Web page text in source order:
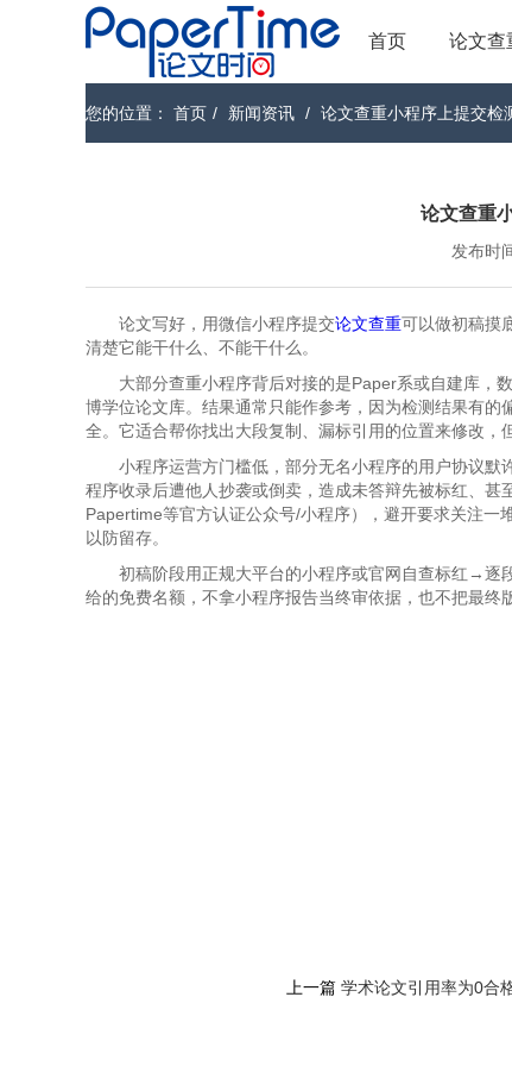
首页 论文查
您的位置： 首页 / 新闻资讯 / 论文查重小程序上提交检
论文查重
发布时
论文写好，用微信小程序提交论文查重可以做初稿摸
清楚它能干什么、不能干什么。
大部分查重小程序背后对接的是Paper系或自建库，
博学位论文库。结果通常只能作参考，因为检测结果有
全。它适合帮你找出大段复制、漏标引用的位置来修改，
小程序运营方门槛低，部分无名小程序的用户协议
程序收录后遭他人抄袭或倒卖，造成未答辩先被标红、甚
Papertime等官方认证公众号/小程序），避开要求关注
以防留存。
初稿阶段用正规大平台的小程序或官网自查标红→逐
给的免费名额，不拿小程序报告当终审依据，也不把最终
上一篇 学术论文引用率为0合